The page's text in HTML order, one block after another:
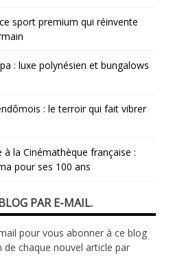
sport premium qui réinvente
: luxe polynésien et bungalows
: le terroir qui fait vibrer
la Cinémathèque française :
pour ses 100 ans
PAR E-MAIL.
pour vous abonner à ce blog
chaque nouvel article par